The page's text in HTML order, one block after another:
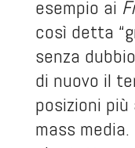
esempio ai
così detta
senza
di nuovo il
posizioni più
mass